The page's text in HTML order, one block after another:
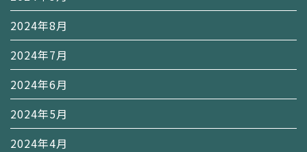
2024年8月
2024年7月
2024年6月
2024年5月
2024年4月